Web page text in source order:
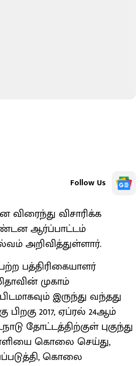
Follow Us
விசாரிக்க
கண்டன ஆர்ப்பாட்டம்
அறிவித்துள்ளார்.
பத்திரிகையாளர்
முகாம்
இருந்து வந்தது
2017, ஏப்ரல் 24ஆம்
தோட்டத்திற்குள் புகுந்து
கொலை செய்து,
கொலை